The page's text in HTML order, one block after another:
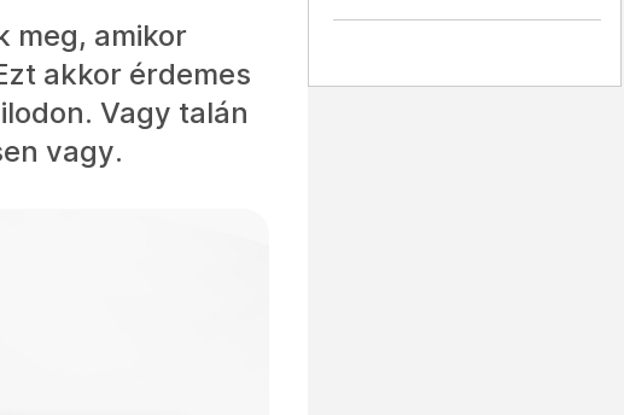
meg, amikor
akkor érdemes
Vagy talán
vagy.